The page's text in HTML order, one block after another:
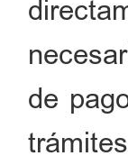
de